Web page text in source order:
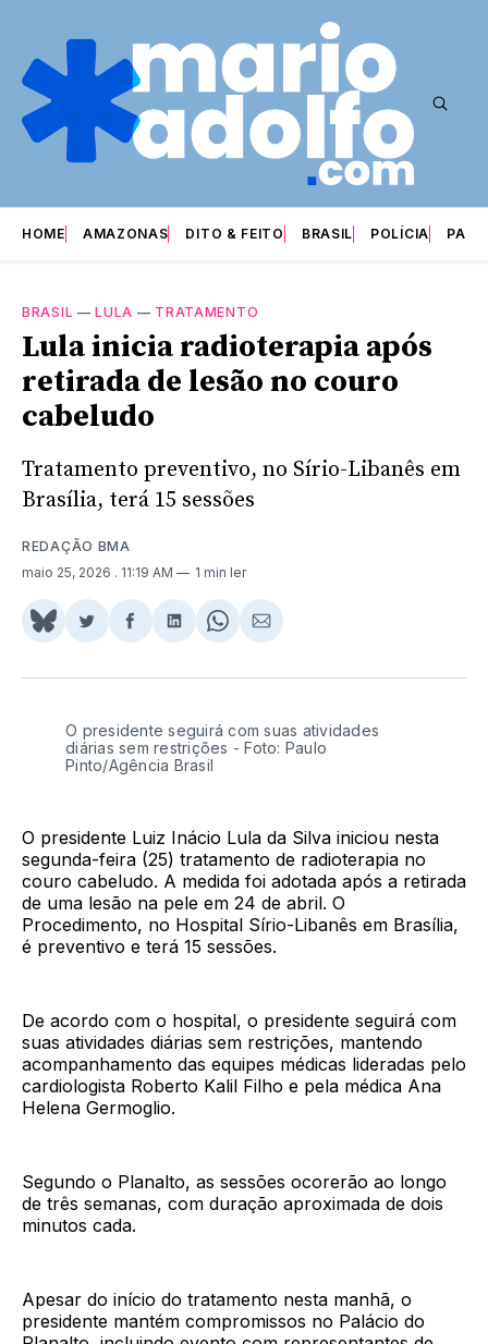
HOME AMAZONAS DITO & FEITO BRASIL POLÍCIA
BRASIL —LULA — TRATAMENTO
Lula inicia radioterapia após
retirada de lesão no couro
cabeludo
Tratamento preventivo, no Sírio-Libanês em
Brasília, terá 15 sessões
REDAÇÃO BMA
maio 25, 2026 . 11:19 AM 1 min ler
Share
BlueSky
Compartilhar
Twitter
Compartilhar
Facebook
Compartilhar
LinkedIn
Share
WhatsApp
Compartilhar
Email
O presidente seguirá com suas atividades
diárias sem restrições - Foto: Paulo
Pinto/Agência Brasil
O presidente Luiz Inácio Lula da Silva iniciou nesta
segunda-feira (25) tratamento de radioterapia no
couro cabeludo. A medida foi adotada após a retirada
de uma lesão na pele em 24 de abril. O
Procedimento, no Hospital Sírio-Libanês em Brasília,
é preventivo e terá 15 sessões.
De acordo com o hospital, o presidente seguirá com
suas atividades diárias sem restrições, mantendo
acompanhamento das equipes médicas lideradas pelo
cardiologista Roberto Kalil Filho e pela médica Ana
Helena Germoglio.
Segundo o Planalto, as sessões ocorerão ao longo
de três semanas, com duração aproximada de dois
minutos cada.
Apesar do início do tratamento nesta manhã, o
presidente mantém compromissos no Palácio do